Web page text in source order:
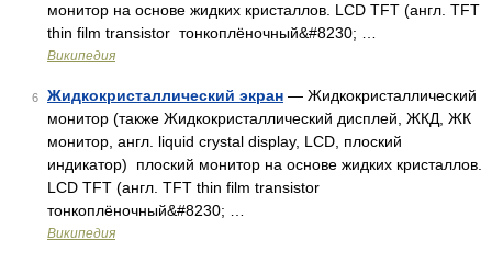
монитор на основе жидких кристаллов. LCD TFT (англ. TFT
thin film transistor тонкоплёночный&#8230; …
Википедия
6 Жидкокристаллический экран — Жидкокристаллический
монитор (также Жидкокристаллический дисплей, ЖКД, ЖК
монитор, англ. liquid crystal display, LCD, плоский
индикатор) плоский монитор на основе жидких кристаллов.
LCD TFT (англ. TFT thin film transistor
тонкоплёночный&#8230; …
Википедия